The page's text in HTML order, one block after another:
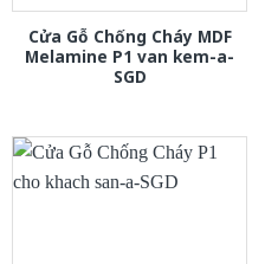
Cửa Gỗ Chống Cháy MDF
Melamine P1 van kem-a-
SGD